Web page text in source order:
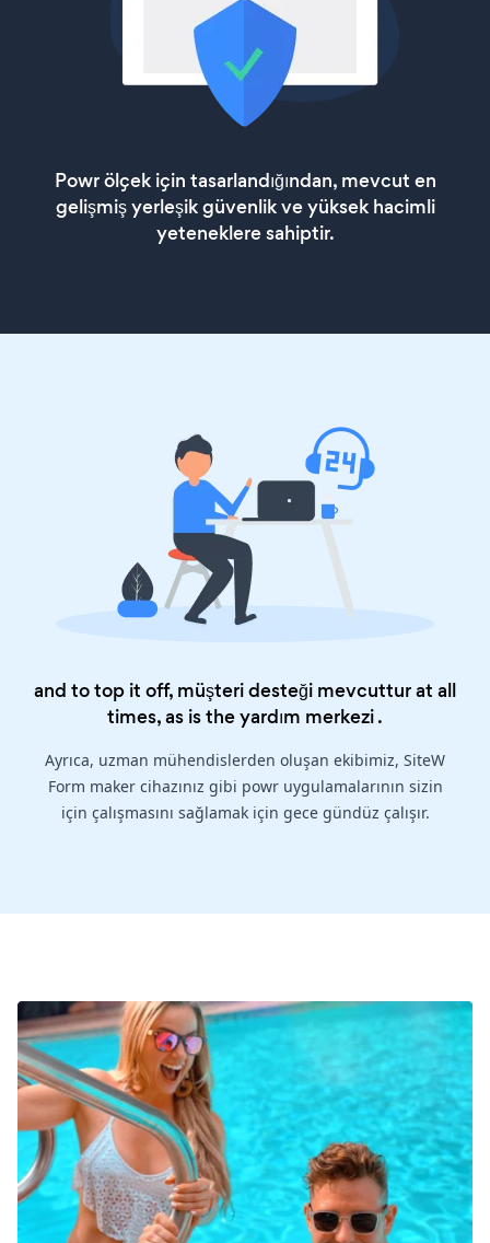
Powr ölçek için tasarlandığından, mevcut en
gelişmiş yerleşik güvenlik ve yüksek hacimli
yeteneklere sahiptir.
and to top it off, müşteri desteği mevcuttur at all
times, as is theyardım merkezi.
Ayrıca, uzman mühendislerden oluşan ekibimiz, SiteW
Form maker cihazınız gibi powr uygulamalarının sizin
için çalışmasını sağlamak için gece gündüz çalışır.